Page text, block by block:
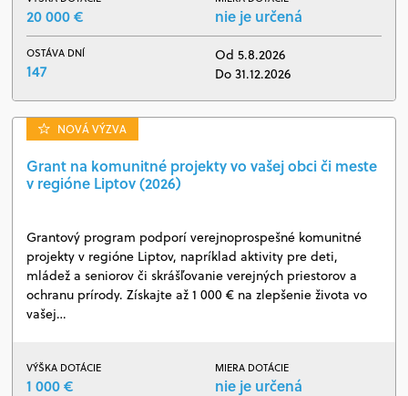
20 000 € nie je určená
OSTÁVA DNÍ
147
Od 5.8.2026
Do 31.12.2026
NOVÁ VÝZVA
Grant na komunitné projekty vo vašej obci či meste
v regióne Liptov (2026)
Grantový program podporí verejnoprospešné komunitné
projekty v regióne Liptov, napríklad aktivity pre deti,
mládež a seniorov či skrášľovanie verejných priestorov a
ochranu prírody. Získajte až 1 000 € na zlepšenie života vo
vašej…
VÝŠKA DOTÁCIE
1 000 €
MIERA DOTÁCIE
nie je určená